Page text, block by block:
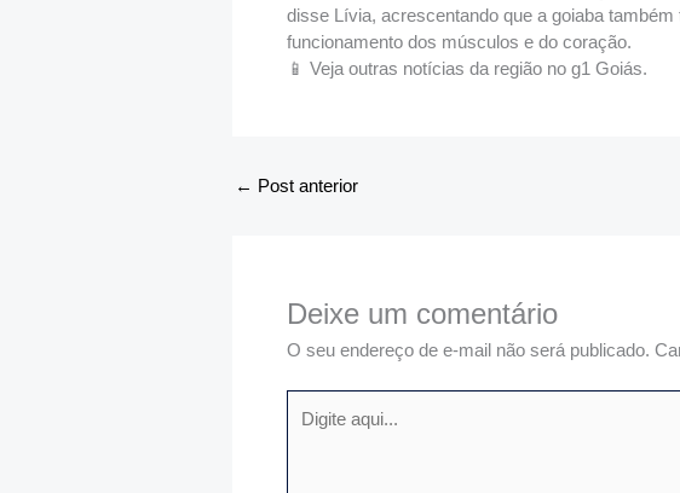
disse Lívia, acrescentando que a goiaba
funcionamento dos músculos e do coração.
📱 Veja outras notícias da região no g1 Goiás.
← Post anterior
Deixe um comentário
O seu endereço de e-mail não será publicado.
aqui...